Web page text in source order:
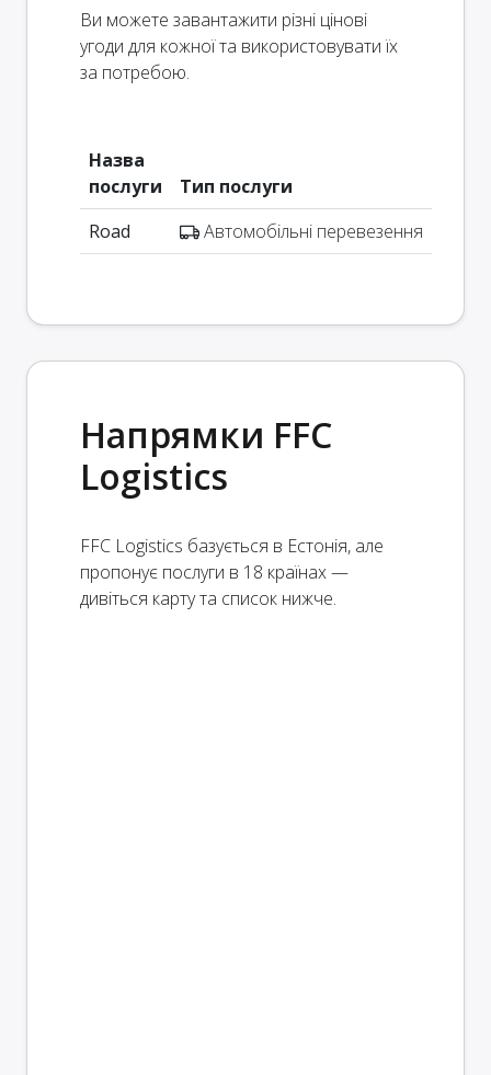
Ви можете завантажити різні цінові
угоди для кожної та використовувати їх
за потребою.
Назва
послуги
Тип послуги
Road
Автомобільні перевезення
Напрямки FFC
Logistics
FFC Logistics базується в Естонія, але
пропонує послуги в 18 країнах —
дивіться карту та список нижче.